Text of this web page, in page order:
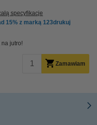
specyfikacje
15% z marką 123drukuj
jutro!
Zamawiam